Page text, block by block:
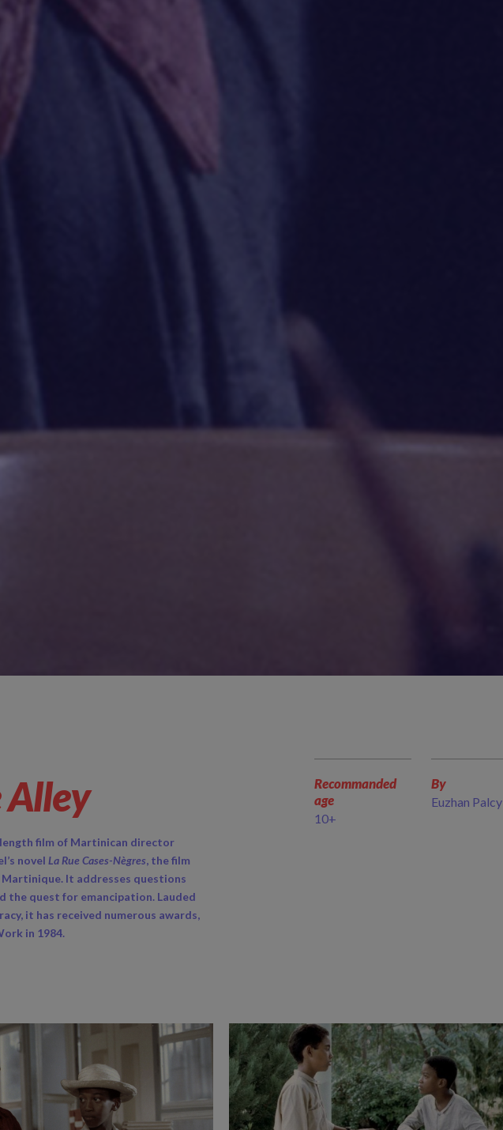
Alley
film of Martinican director
novel La Rue Cases-Nègres, the film
It addresses questions
the quest for emancipation. Lauded
it has received numerous awards,
in 1984.
Recommanded
age
10+
By
Euzhan Palcy